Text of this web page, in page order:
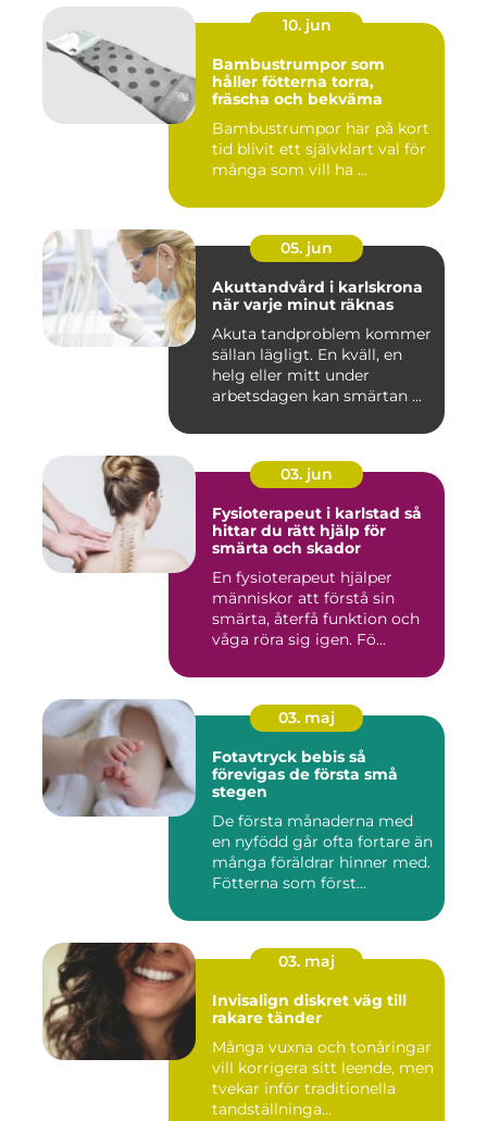
10. jun
Bambustrumpor som
håller fötterna torra,
fräscha och bekväma
Bambustrumpor har på kort
tid blivit ett självklart val för
många som vill ha ...
05. jun
Akuttandvård i karlskrona
när varje minut räknas
Akuta tandproblem kommer
sällan lägligt. En kväll, en
helg eller mitt under
arbetsdagen kan smärtan ...
03. jun
Fysioterapeut i karlstad så
hittar du rätt hjälp för
smärta och skador
En fysioterapeut hjälper
människor att förstå sin
smärta, återfå funktion och
våga röra sig igen. Fö...
03. maj
Fotavtryck bebis så
förevigas de första små
stegen
De första månaderna med
en nyfödd går ofta fortare än
många föräldrar hinner med.
Fötterna som först...
03. maj
Invisalign diskret väg till
rakare tänder
Många vuxna och tonåringar
vill korrigera sitt leende, men
tvekar inför traditionella
tandställninga...